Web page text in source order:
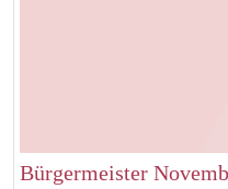
Bürgermeister